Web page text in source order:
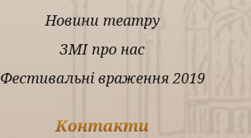
Новини театру
ЗМІ про нас
Фестивальні враження 2019
Контакти